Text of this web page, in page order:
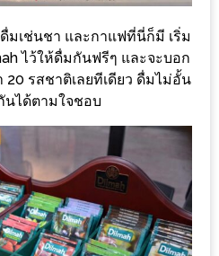
มเช่นชา และกาแฟที่นี่ก็มี เริ่ม
ไว้ให้ดื่มกันฟรีๆ และจะบอก
20 รสชาติเลยทีเดียว ดื่มไม่อั้น
นได้ตามใจชอบ